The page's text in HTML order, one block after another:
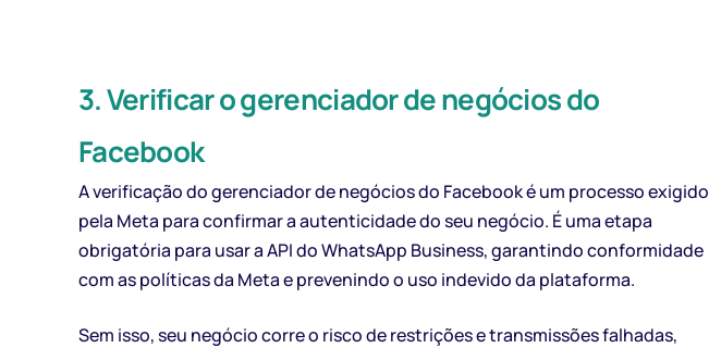
3. Verificar o gerenciador de negócios do
Facebook
A verificação do gerenciador de negócios do Facebook é um processo exigido
pela Meta para confirmar a autenticidade do seu negócio. É uma etapa
obrigatória para usar a API do WhatsApp Business, garantindo conformidade
com as políticas da Meta e prevenindo o uso indevido da plataforma.
Sem isso, seu negócio corre o risco de restrições e transmissões falhadas,